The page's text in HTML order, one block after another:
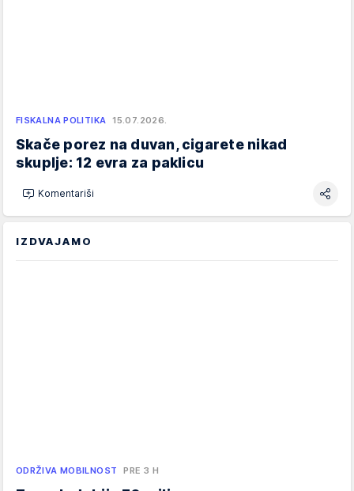
FISKALNA POLITIKA 15.07.2026.
Skače porez na duvan, cigarete nikad
skuplje: 12 evra za paklicu
Komentariši
IZDVAJAMO
ODRŽIVA MOBILNOST PRE 3 H